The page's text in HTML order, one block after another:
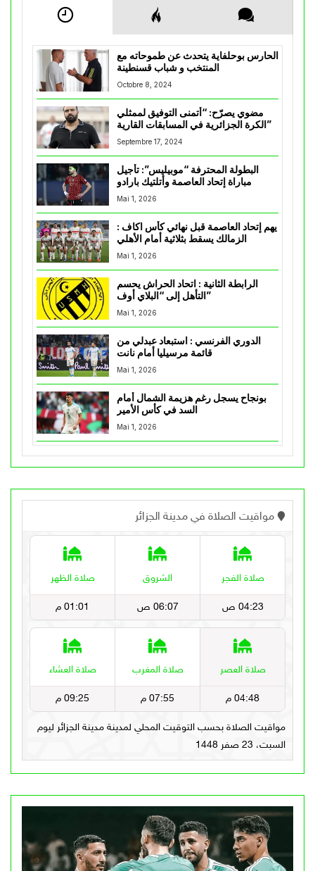
الحارس بوحلفاية يتحدث عن طموحاته مع
المنتخب و شباب قسنطينة
Octobre 8, 2024
مضوي يصرّح: “أتمنى التوفيق لممثلي
الكرة الجزائرية في المسابقات القارية”
Septembre 17, 2024
البطولة المحترفة “موبيليس”: تأجيل
مباراة إتحاد العاصمة وأتلتيك بارادو
Mai 1, 2026
يهم إتحاد العاصمة قبل نهائي كأس اكاف :
Mai 1, 2026
الرابطة الثانية : اتحاد الحراش يحسم
التأهل إلى “البلاي أوف”
Mai 1, 2026
الدوري الفرنسي : استبعاد عبدلي من
قائمة مرسيليا أمام نانت
Mai 1, 2026
بونجاح يسجل رغم هزيمة الشمال أمام
السد في كأس الأمير
Mai 1, 2026